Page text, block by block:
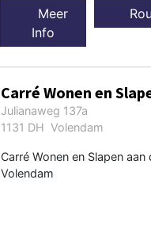
Meer
Info
Carré Wonen en
Julianaweg 137a
1131 DH Volendam
Carré Wonen en Slapen
Volendam